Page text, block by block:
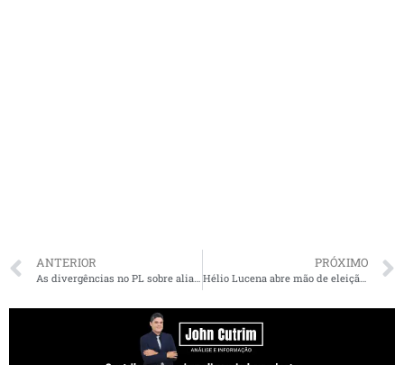
ANTERIOR
As divergências no PL sobre aliança com PP e União enquanto caso Master avança
PRÓXIMO
Hélio Lucena abre mão de eleição praticamente certa para deputado para se dedicar à saúde da família